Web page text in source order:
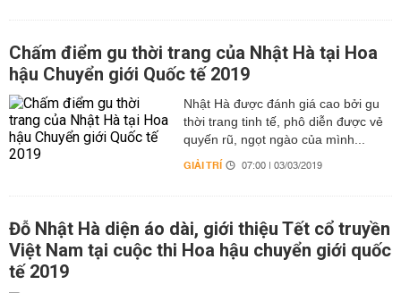
Chấm điểm gu thời trang của Nhật Hà tại Hoa
hậu Chuyển giới Quốc tế 2019
Nhật Hà được đánh giá cao bởi gu
thời trang tinh tế, phô diễn được vẻ
quyến rũ, ngọt ngào của mình...
GIẢI TRÍ 07:00 | 03/03/2019
Đỗ Nhật Hà diện áo dài, giới thiệu Tết cổ truyền
Việt Nam tại cuộc thi Hoa hậu chuyển giới quốc
tế 2019